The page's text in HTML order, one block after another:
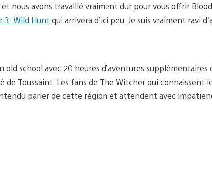
et nous avons travaillé vraiment dur pour vous offrir
3: Wild Hunt qui arrivera d’ici peu. Je suis vraiment ravi
old school avec 20 heures d’aventures supplémentaires
de Toussaint. Les fans de The Witcher qui connaissent
parler de cette région et attendent avec